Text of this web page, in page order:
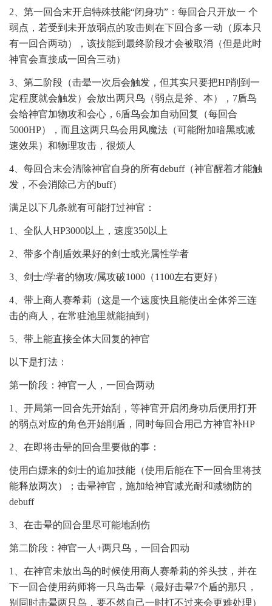
2、第一回合末开启特殊技能“闭身功”：每回合只开放一 个
弱点，若受到未开放弱点的攻击则在下回合多一动（原本只
有一回合两动），该技能到最终阶段才会被取消（但是此时
神官会直接成一回合三动）
3、第二阶段（击晕一次后会触发，但其实只要把HP削到一
定程度就会触发）会放出两只鸟（弱点是斧、本），7盾鸟
会给神官加物攻和会心，6盾鸟会加自动回复（每回合
5000HP），而且这两只鸟会用风魔法（可能附加暗黑或减
速效果）和物理攻击，很烦人
4、每回合末会清除神官自身的所有debuff（神官醒着才能触
发，不会消除己方的buff）
满足以下几条就有可能打过神官：
1、全队人HP3000以上，速度350以上
2、带多个削盾效果好的剑士或光属性学者
3、剑士/学者的物攻/属攻破1000（1100左右更好）
4、带上商人赛希莉（这是一个速度快且能使出全体斧三连
击的商人，在常驻池里就能抽到）
5、带上能直接全体大回复的神官
以下是打法：
第一阶段：神官一人，一回合两动
1、开局第一回合先开始刮，等神官开启闭身功后便用打开
的弱点对应的角色开始削盾，同时每回合用己方神官补HP
2、在即将击晕的回合里要做的事：
使用白嫖来的剑士的追加技能（使用后能在下一回合里将技
能释放两次）；击晕神官，施加给神官减光耐和减物防的
debuff
3、在击晕的回合里尽可能地刮伤
第二阶段：神官一人+两只鸟，一回合四动
1、在神官未放出鸟的时候使用商人赛希莉的斧头技，并在
下一回合使用药师将一只鸟击晕（最好击晕7个盾的那只，
别同时击晕两只鸟，要不然自己一时打不过来会更难处理）